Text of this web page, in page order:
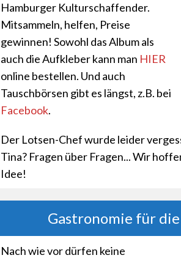
Hamburger Kulturschaffender.
Mitsammeln, helfen, Preise
gewinnen! Sowohl das Album als
auch die Aufkleber kann man HIER
online bestellen. Und auch
Tauschbörsen gibt es längst, z.B. bei
Facebook.
Der Lotsen-Chef wurde leider
Tina? Fragen über Fragen... Wir
Idee!
Gastronomie für
Nach wie vor dürfen keine